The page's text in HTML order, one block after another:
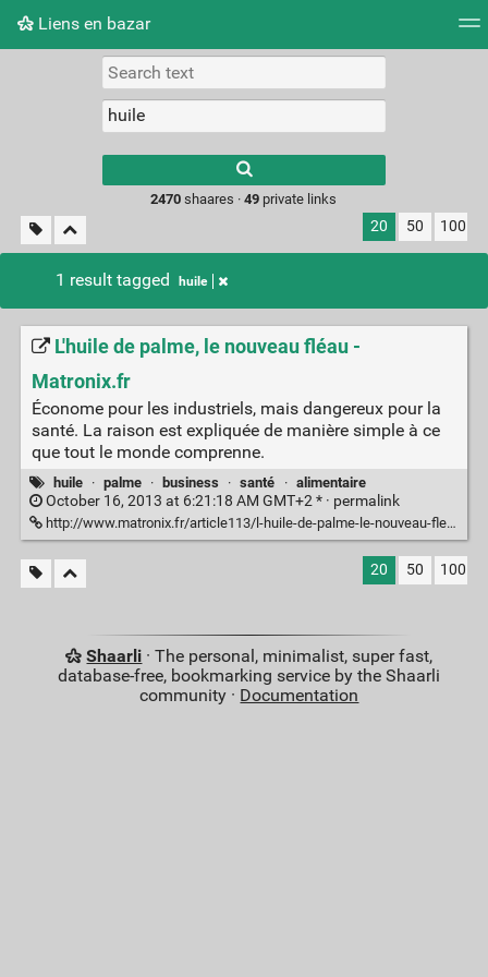
Liens en bazar
Picture wall
2470 shaares ·49 private links
20 50 100
1 result tagged huile
L'huile de palme, le nouveau fléau -
Matronix.fr
Économe pour les industriels, mais dangereux pour la
santé. La raison est expliquée de manière simple à ce
que tout le monde comprenne.
huile · palme · business · santé · alimentaire
October 16, 2013 at 6:21:18 AM GMT+2 * · permalink
http://www.matronix.fr/article113/l-huile-de-palme-le-nouveau-fleau
20 50 100
Shaarli · The personal, minimalist, super fast,
database-free, bookmarking service by the Shaarli
community · Documentation